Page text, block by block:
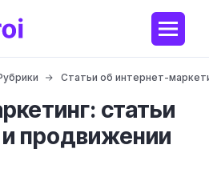
Статьи об интернет-
статьи
продвижении